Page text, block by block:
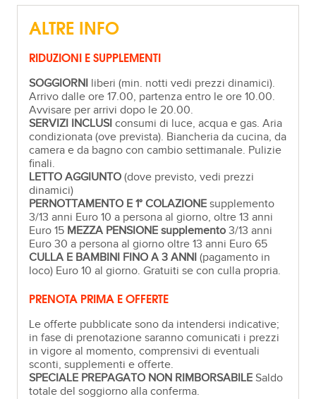
ALTRE INFO
RIDUZIONI E SUPPLEMENTI
SOGGIORNI liberi (min. notti vedi prezzi dinamici).
Arrivo dalle ore 17.00, partenza entro le ore 10.00.
Avvisare per arrivi dopo le 20.00.
SERVIZI INCLUSI consumi di luce, acqua e gas. Aria
condizionata (ove prevista). Biancheria da cucina, da
camera e da bagno con cambio settimanale. Pulizie
finali.
LETTO AGGIUNTO (dove previsto, vedi prezzi
dinamici)
PERNOTTAMENTO E 1° COLAZIONE supplemento
3/13 anni Euro 10 a persona al giorno, oltre 13 anni
Euro 15 MEZZA PENSIONE supplemento 3/13 anni
Euro 30 a persona al giorno oltre 13 anni Euro 65
CULLA E BAMBINI FINO A 3 ANNI (pagamento in
loco) Euro 10 al giorno. Gratuiti se con culla propria.
PRENOTA PRIMA E OFFERTE
Le offerte pubblicate sono da intendersi indicative;
in fase di prenotazione saranno comunicati i prezzi
in vigore al momento, comprensivi di eventuali
sconti, supplementi e offerte.
SPECIALE PREPAGATO NON RIMBORSABILE Saldo
totale del soggiorno alla conferma.